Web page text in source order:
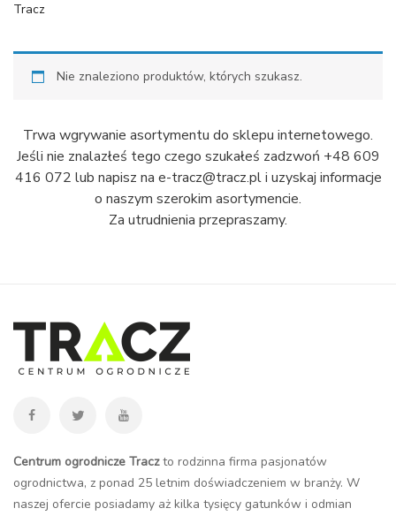
Tracz
Nie znaleziono produktów, których szukasz.
Trwa wgrywanie asortymentu do sklepu internetowego.
Jeśli nie znalazłeś tego czego szukałeś zadzwoń +48 609
416 072 lub napisz na e-tracz@tracz.pl i uzyskaj informacje
o naszym szerokim asortymencie.
Za utrudnienia przepraszamy.
Centrum ogrodnicze Traczto rodzinna firma pasjonatów
ogrodnictwa, z ponad 25 letnim doświadczeniem w branży. W
naszej ofercie posiadamy aż kilka tysięcy gatunków i odmian